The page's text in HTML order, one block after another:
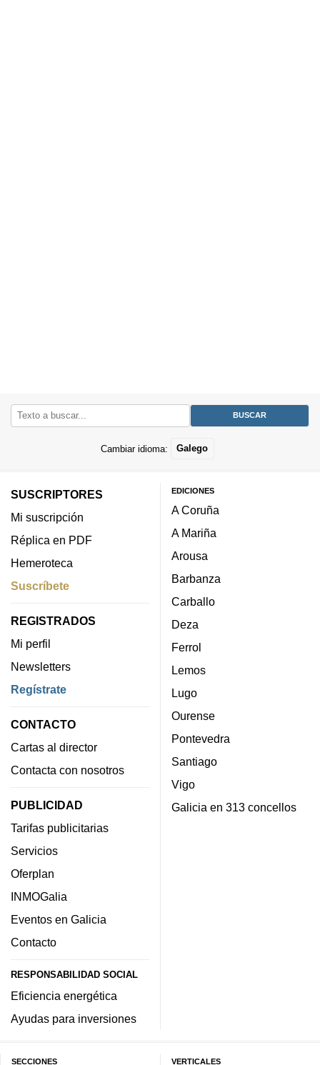
Cambiar idioma: Galego
SUSCRIPTORES
Mi suscripción
Réplica en PDF
Hemeroteca
Suscríbete
REGISTRADOS
Mi perfil
Newsletters
Regístrate
CONTACTO
Cartas al director
Contacta con nosotros
PUBLICIDAD
Tarifas publicitarias
Servicios
Oferplan
INMOGalia
Eventos en Galicia
Contacto
RESPONSABILIDAD SOCIAL
Eficiencia energética
Ayudas para inversiones
EDICIONES
A Coruña
A Mariña
Arousa
Barbanza
Carballo
Deza
Ferrol
Lemos
Lugo
Ourense
Pontevedra
Santiago
Vigo
Galicia en 313 concellos
SECCIONES VERTICALES